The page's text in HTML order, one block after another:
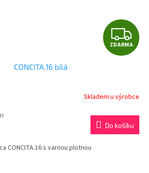
Z
D
R
M
A
ZDARMA
CONCITA.16 bílá
Skladem u výrobce
Do košíku
CONCITA.16 s varnou plotnou